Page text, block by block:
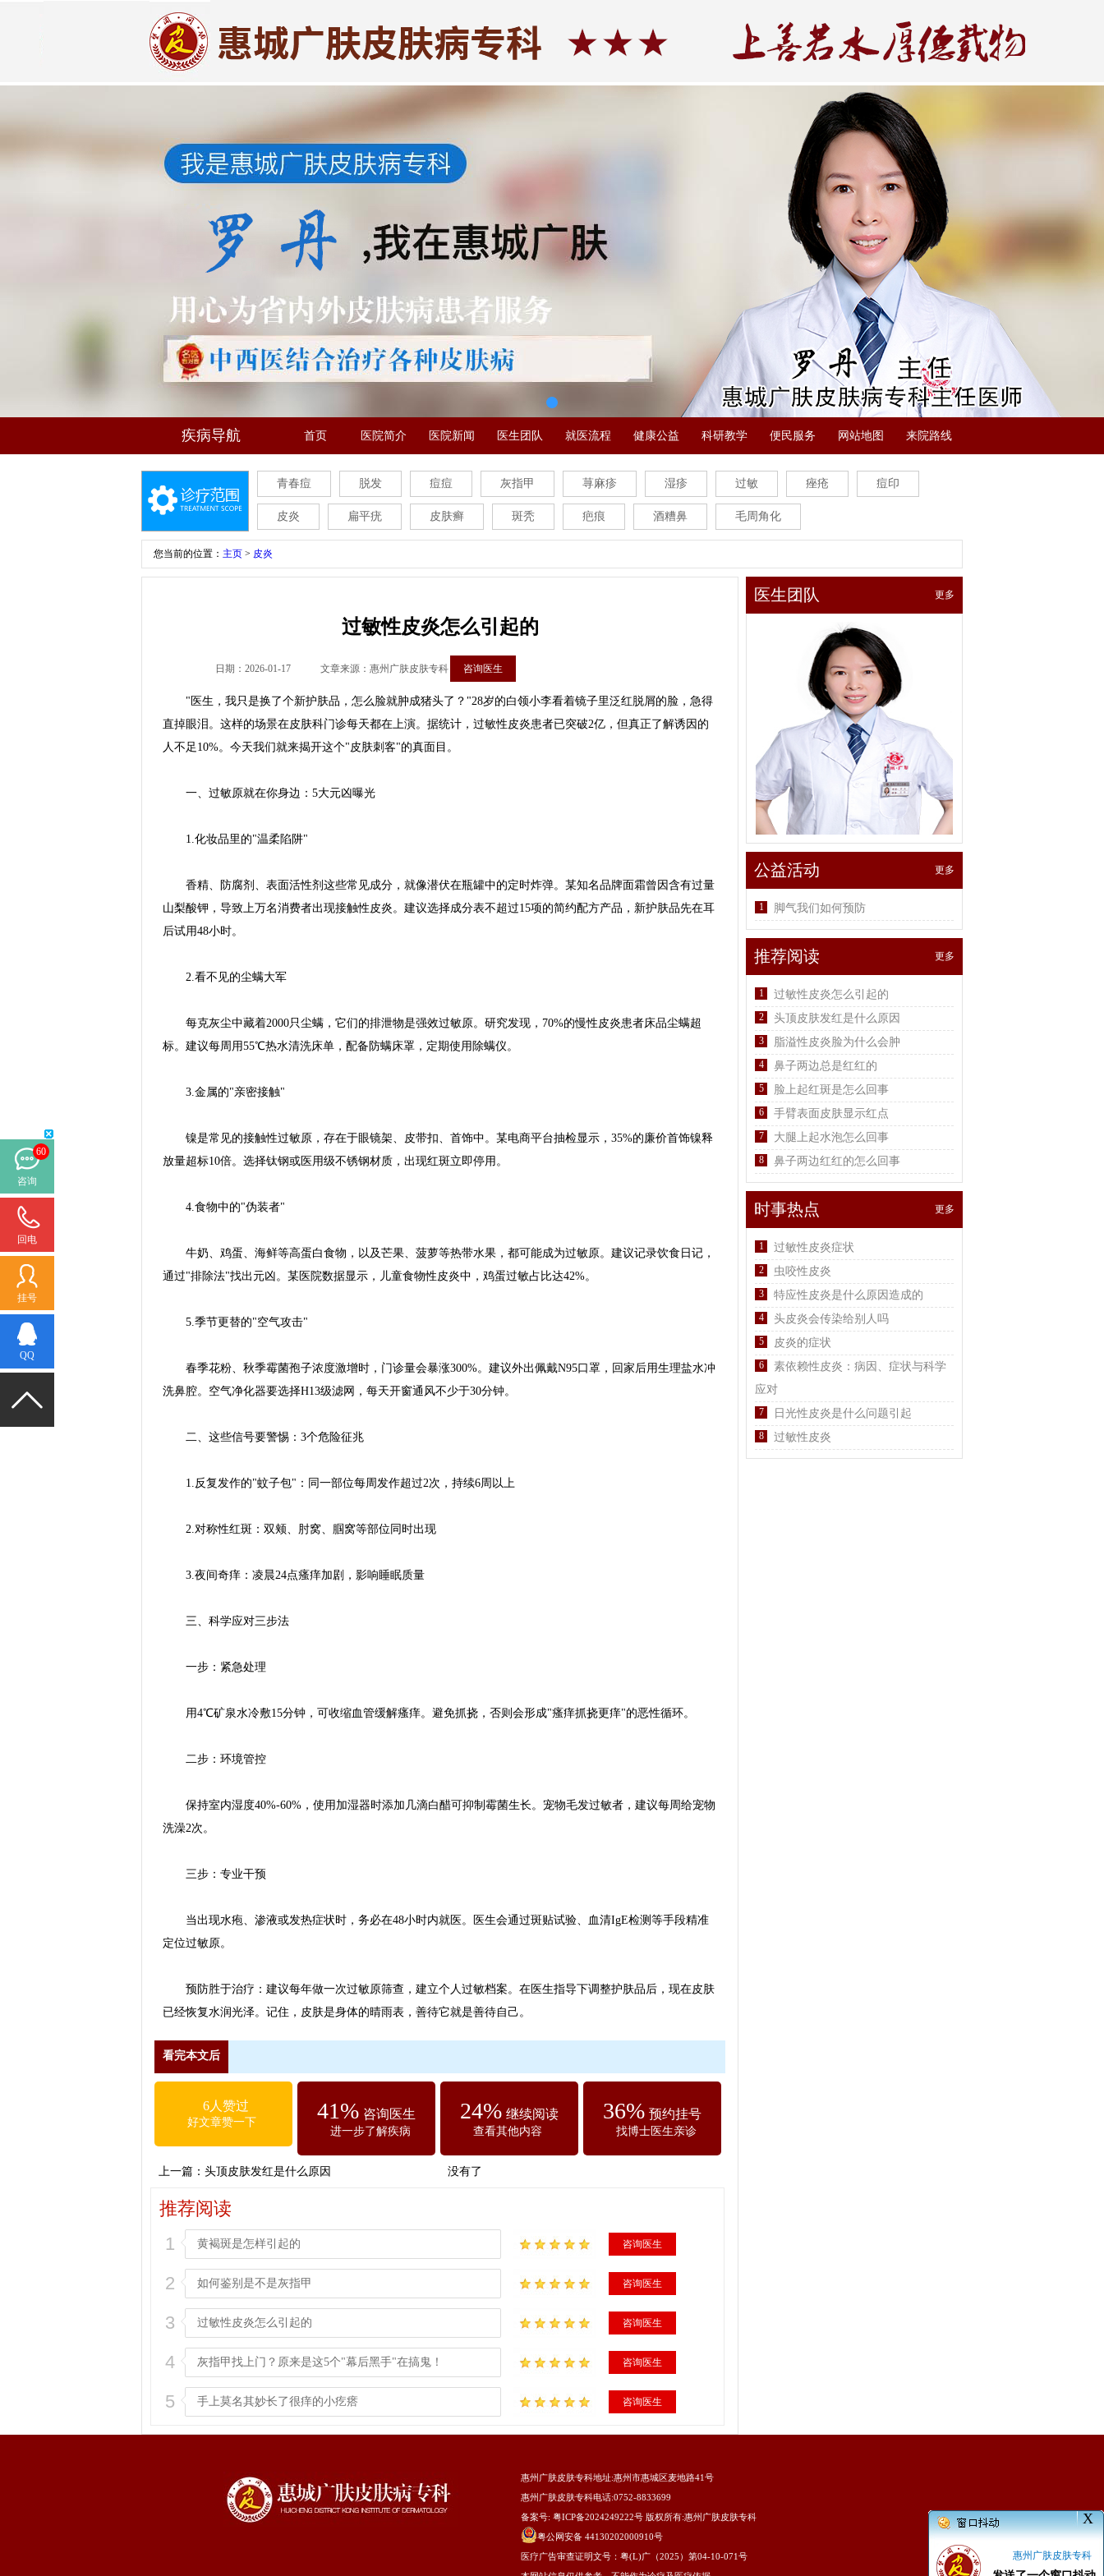
疾病导航 首页 医院简介 医院新闻 医生团队 就医流程 健康公益 科研教学 便民服务 网站地图 来院路线
青春痘 脱发 痘痘 灰指甲 荨麻疹 湿疹 过敏 痤疮 痘印
皮炎 扁平疣 皮肤癣 斑秃 疤痕 酒糟鼻 毛周角化
您当前的位置： 主页 > 皮炎
过敏性皮炎怎么引起的
日期：2026-01-17 文章来源：惠州广肤皮肤专科 咨询医生
"医生，我只是换了个新护肤品，怎么脸就肿成猪头了？"28岁的白领小李看着镜子里泛红脱屑的脸，急得
直掉眼泪。这样的场景在皮肤科门诊每天都在上演。据统计，过敏性皮炎患者已突破2亿，但真正了解诱因的
人不足10%。今天我们就来揭开这个"皮肤刺客"的真面目。
一、过敏原就在你身边：5大元凶曝光
1.化妆品里的"温柔陷阱"
香精、防腐剂、表面活性剂这些常见成分，就像潜伏在瓶罐中的定时炸弹。某知名品牌面霜曾因含有过量
山梨酸钾，导致上万名消费者出现接触性皮炎。建议选择成分表不超过15项的简约配方产品，新护肤品先在耳
后试用48小时。
2.看不见的尘螨大军
每克灰尘中藏着2000只尘螨，它们的排泄物是强效过敏原。研究发现，70%的慢性皮炎患者床品尘螨超
标。建议每周用55℃热水清洗床单，配备防螨床罩，定期使用除螨仪。
3.金属的"亲密接触"
镍是常见的接触性过敏原，存在于眼镜架、皮带扣、首饰中。某电商平台抽检显示，35%的廉价首饰镍释
放量超标10倍。选择钛钢或医用级不锈钢材质，出现红斑立即停用。
4.食物中的"伪装者"
牛奶、鸡蛋、海鲜等高蛋白食物，以及芒果、菠萝等热带水果，都可能成为过敏原。建议记录饮食日记，
通过"排除法"找出元凶。某医院数据显示，儿童食物性皮炎中，鸡蛋过敏占比达42%。
5.季节更替的"空气攻击"
春季花粉、秋季霉菌孢子浓度激增时，门诊量会暴涨300%。建议外出佩戴N95口罩，回家后用生理盐水冲
洗鼻腔。空气净化器要选择H13级滤网，每天开窗通风不少于30分钟。
二、这些信号要警惕：3个危险征兆
1.反复发作的"蚊子包"：同一部位每周发作超过2次，持续6周以上
2.对称性红斑：双颊、肘窝、腘窝等部位同时出现
3.夜间奇痒：凌晨24点瘙痒加剧，影响睡眠质量
三、科学应对三步法
一步：紧急处理
用4℃矿泉水冷敷15分钟，可收缩血管缓解瘙痒。避免抓挠，否则会形成"瘙痒抓挠更痒"的恶性循环。
二步：环境管控
保持室内湿度40%-60%，使用加湿器时添加几滴白醋可抑制霉菌生长。宠物毛发过敏者，建议每周给宠物
洗澡2次。
三步：专业干预
当出现水疱、渗液或发热症状时，务必在48小时内就医。医生会通过斑贴试验、血清IgE检测等手段精准
定位过敏原。
预防胜于治疗：建议每年做一次过敏原筛查，建立个人过敏档案。在医生指导下调整护肤品后，现在皮肤
已经恢复水润光泽。记住，皮肤是身体的晴雨表，善待它就是善待自己。
看完本文后
6人赞过
好文章赞一下 41% 咨询医生
进一步了解疾病
24% 继续阅读
查看其他内容
36% 预约挂号
找博士医生亲诊
上一篇： 头顶皮肤发红是什么原因 没有了
推荐阅读
1
黄褐斑是怎样引起的 咨询医生
2 如何鉴别是不是灰指甲 咨询医生
3 过敏性皮炎怎么引起的 咨询医生
4 灰指甲找上门？原来是这5个"幕后黑手"在搞鬼！ 咨询医生
5 手上莫名其妙长了很痒的小疙瘩 咨询医生
医生团队 更多
公益活动 更多
1 脚气我们如何预防
推荐阅读 更多
1 过敏性皮炎怎么引起的
2 头顶皮肤发红是什么原因
3 脂溢性皮炎脸为什么会肿
4 鼻子两边总是红红的
5 脸上起红斑是怎么回事
6 手臂表面皮肤显示红点
7 大腿上起水泡怎么回事
8 鼻子两边红红的怎么回事
时事热点 更多
1 过敏性皮炎症状
2 虫咬性皮炎
3 特应性皮炎是什么原因造成的
4 头皮炎会传染给别人吗
5 皮炎的症状
6
素依赖性皮炎：病因、症状与科学
应对
7 日光性皮炎是什么问题引起
8 过敏性皮炎
惠州广肤皮肤专科地址:惠州市惠城区麦地路41号
惠州广肤皮肤专科电话:0752-8833699
备案号: 粤ICP备2024249222号 版权所有:惠州广肤皮肤专科
粤公网安备 44130202000910号
医疗广告审查证明文号：粤(L)广（2025）第04-10-071号
60
咨询
回电
挂号
QQ
X
惠州广肤皮肤专科